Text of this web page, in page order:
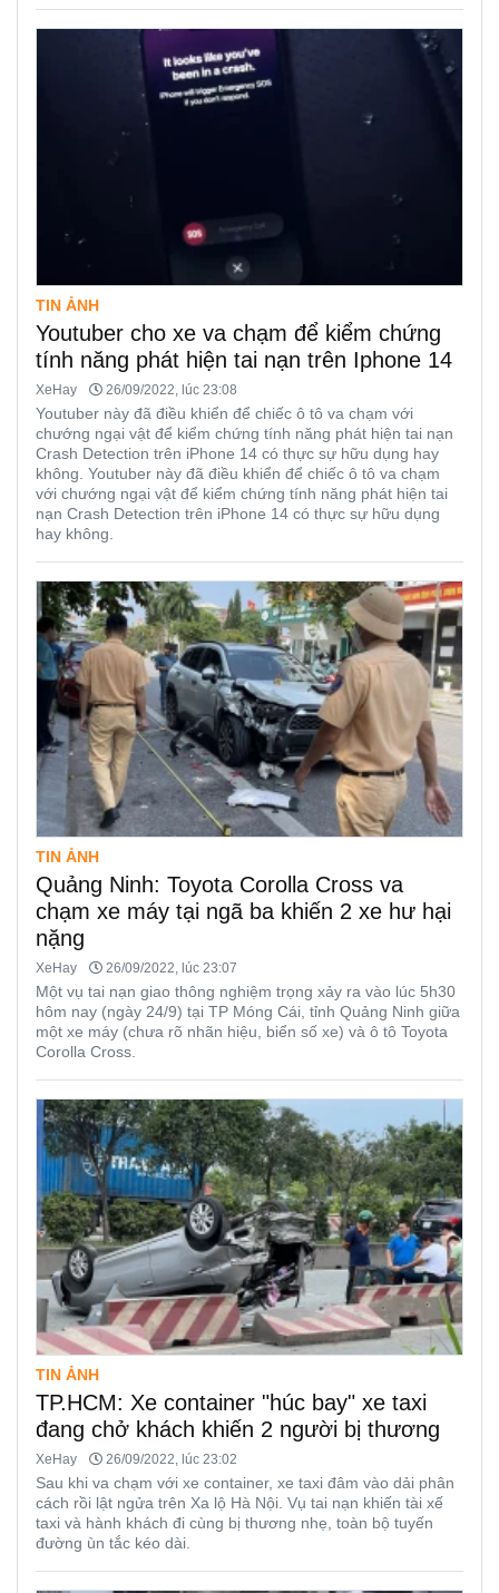
TIN ẢNH
Youtuber cho xe va chạm để kiểm chứng
tính năng phát hiện tai nạn trên Iphone 14
XeHay 26/09/2022, lúc 23:08
Youtuber này đã điều khiển để chiếc ô tô va chạm với
chướng ngại vật để kiểm chứng tính năng phát hiện tai nạn
Crash Detection trên iPhone 14 có thực sự hữu dụng hay
không. Youtuber này đã điều khiển để chiếc ô tô va chạm
với chướng ngại vật để kiểm chứng tính năng phát hiện tai
nạn Crash Detection trên iPhone 14 có thực sự hữu dụng
hay không.
TIN ẢNH
Quảng Ninh: Toyota Corolla Cross va
chạm xe máy tại ngã ba khiến 2 xe hư hại
nặng
XeHay 26/09/2022, lúc 23:07
Một vụ tai nạn giao thông nghiệm trọng xảy ra vào lúc 5h30
hôm nay (ngày 24/9) tại TP Móng Cái, tỉnh Quảng Ninh giữa
một xe máy (chưa rõ nhãn hiệu, biển số xe) và ô tô Toyota
Corolla Cross.
TIN ẢNH
TP.HCM: Xe container "húc bay" xe taxi
đang chở khách khiến 2 người bị thương
XeHay 26/09/2022, lúc 23:02
Sau khi va chạm với xe container, xe taxi đâm vào dải phân
cách rồi lật ngửa trên Xa lộ Hà Nội. Vụ tai nạn khiến tài xế
taxi và hành khách đi cùng bị thương nhẹ, toàn bộ tuyến
đường ùn tắc kéo dài.